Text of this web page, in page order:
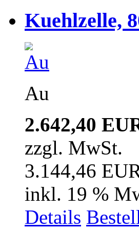
Kuehlzelle,
Au
2.642,40
zzgl. MwSt.
3.144,46
inkl. 19 %
Details